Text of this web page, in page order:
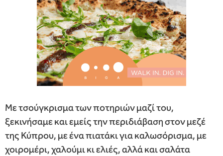
Με τσούγκρισμα των ποτηριών μαζί του,
ξεκινήσαμε και εμείς την περιδιάβαση στον μεζέ
της Κύπρου, με ένα πιατάκι για καλωσόρισμα, με
χοιρομέρι, χαλούμι κι ελιές, αλλά και σαλάτα